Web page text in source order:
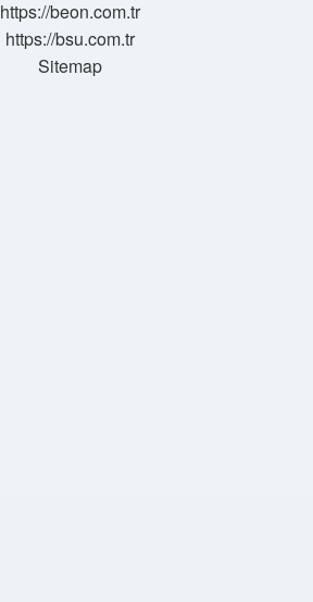
https://beon.com.tr
https://bsu.com.tr
Sitemap